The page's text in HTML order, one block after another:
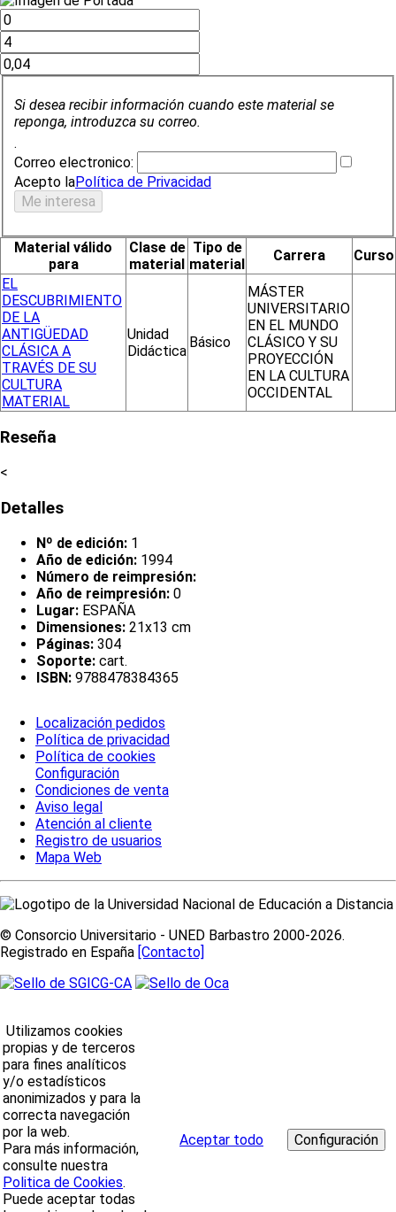
Si desea recibir información cuando este material se
reponga, introduzca su correo.
.
Correo electronico:
Acepto laPolítica de Privacidad
Material válido
para
Clase de
material
Tipo de
material
Carrera
Curso
EL
DESCUBRIMIENTO
DE LA
ANTIGÜEDAD
CLÁSICA A
TRAVÉS DE SU
CULTURA
MATERIAL
Unidad
Didáctica
Básico
MÁSTER
UNIVERSITARIO
EN EL MUNDO
CLÁSICO Y SU
PROYECCIÓN
EN LA CULTURA
OCCIDENTAL
Reseña
<
Detalles
Nº de edición: 1
Año de edición: 1994
Número de reimpresión:
Año de reimpresión: 0
Lugar: ESPAÑA
Dimensiones: 21x13 cm
Páginas: 304
Soporte: cart.
ISBN: 9788478384365
Localización pedidos
Política de privacidad
Política de cookies
Configuración
Condiciones de venta
Aviso legal
Atención al cliente
Registro de usuarios
Mapa Web
© Consorcio Universitario - UNED Barbastro 2000-2026.
Registrado en España [Contacto]
Utilizamos cookies
propias y de terceros
para fines analíticos
y/o estadísticos
anonimizados y para la
correcta navegación
por la web.
Para más información,
consulte nuestra
Politica de Cookies.
Puede aceptar todas
Aceptar todo